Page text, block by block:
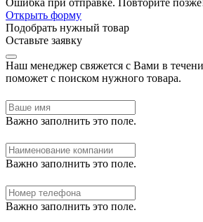
Открыть форму
Подобрать нужный товар
Оставьте заявку
Наш менеджер свяжется с Вами в
поможет с поиском нужного товара.
Важно заполнить это поле.
Важно заполнить это поле.
Важно заполнить это поле.